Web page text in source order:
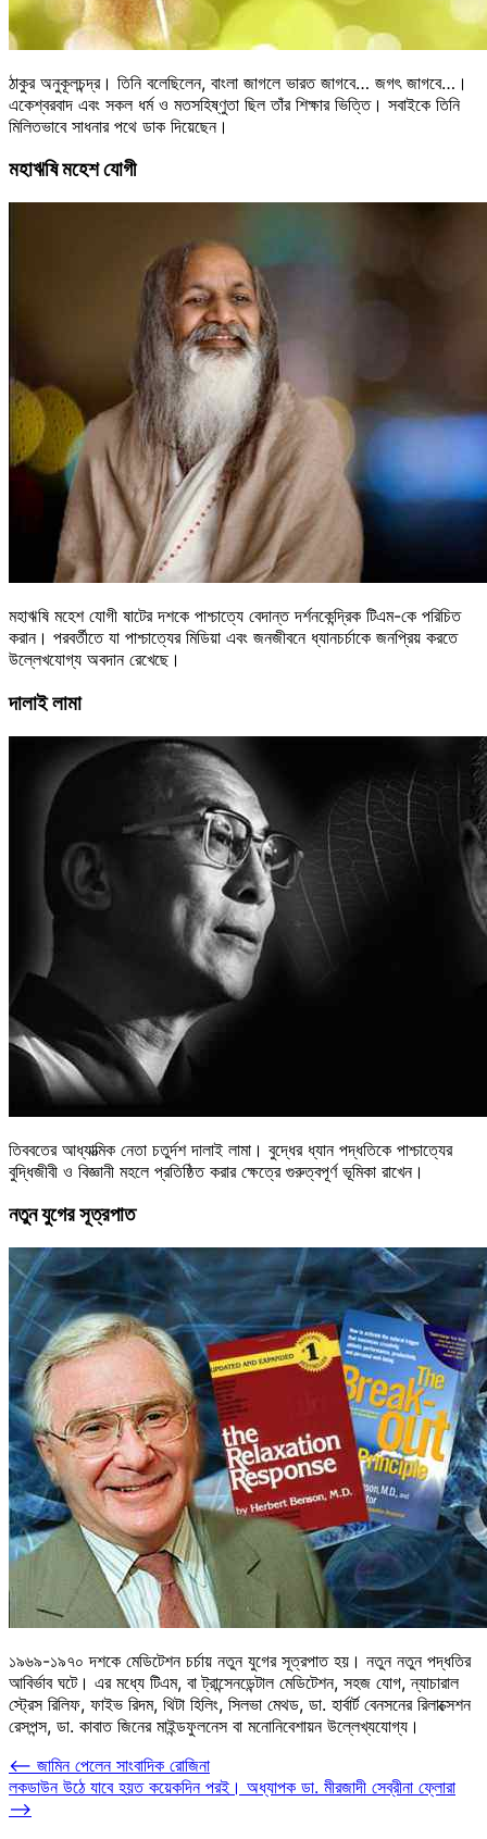
ঠাকুর অনুকূলচন্দ্র। তিনি বলেছিলেন, বাংলা জাগলে ভারত জাগবে… জগৎ জাগবে…।
একেশ্বরবাদ এবং সকল ধর্ম ও মতসহিষ্ণুতা ছিল তাঁর শিক্ষার ভিত্তি। সবাইকে তিনি
মিলিতভাবে সাধনার পথে ডাক দিয়েছেন।
মহাঋষি মহেশ যোগী
মহাঋষি মহেশ যোগী ষাটের দশকে পাশ্চাত্যে বেদান্ত দর্শনকেন্দ্রিক টিএম-কে পরিচিত
করান। পরবর্তীতে যা পাশ্চাত্যের মিডিয়া এবং জনজীবনে ধ্যানচর্চাকে জনপ্রিয় করতে
উল্লেখযোগ্য অবদান রেখেছে।
দালাই লামা
তিববতের আধ্যাত্মিক নেতা চতুর্দশ দালাই লামা। বুদ্ধের ধ্যান পদ্ধতিকে পাশ্চাত্যের
বুদ্ধিজীবী ও বিজ্ঞানী মহলে প্রতিষ্ঠিত করার ক্ষেত্রে গুরুত্বপূর্ণ ভূমিকা রাখেন।
নতুন যুগের সূত্রপাত
১৯৬৯-১৯৭০ দশকে মেডিটেশন চর্চায় নতুন যুগের সূত্রপাত হয়। নতুন নতুন পদ্ধতির
আবির্ভাব ঘটে। এর মধ্যে টিএম, বা ট্রান্সেনডেন্টাল মেডিটেশন, সহজ যোগ, ন্যাচারাল
স্ট্রেস রিলিফ, ফাইভ রিদম, থিটা হিলিং, সিলভা মেথড, ডা. হার্বার্ট বেনসনের রিলাক্সেশন
রেসপন্স, ডা. কাবাত জিনের মাইন্ডফুলনেস বা মনোনিবেশায়ন উল্লেখ্যযোগ্য।
Post
navigation
⟵ জামিন পেলেন সাংবাদিক রোজিনা
লকডাউন উঠে যাবে হয়ত কয়েকদিন পরই। অধ্যাপক ডা. মীরজাদী সেব্রীনা ফ্লোরা
⟶